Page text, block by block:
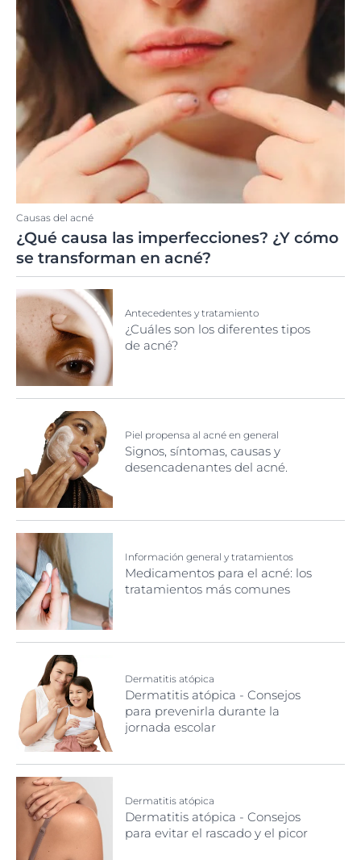
Causas del acné
¿Qué causa las imperfecciones? ¿Y cómo
se transforman en acné?
Antecedentes y tratamiento
¿Cuáles son los diferentes tipos
de acné?
Piel propensa al acné en general
Signos, síntomas, causas y
desencadenantes del acné.
Información general y tratamientos
Medicamentos para el acné: los
tratamientos más comunes
Dermatitis atópica
Dermatitis atópica - Consejos
para prevenirla durante la
jornada escolar
Dermatitis atópica
Dermatitis atópica - Consejos
para evitar el rascado y el picor